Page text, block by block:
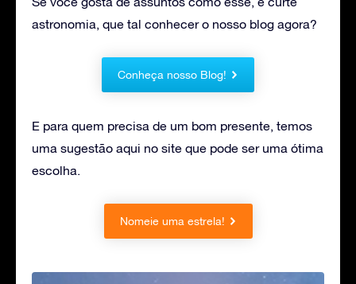
astronomia, que tal conhecer o nosso blog agora?
Conheça nosso Blog!
E para quem precisa de um bom presente, temos
uma sugestão aqui no site que pode ser uma ótima
escolha.
Nomeie uma estrela!